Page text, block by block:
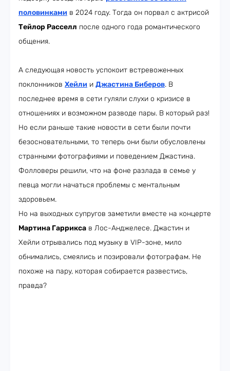
половинками в 2024 году. Тогда он порвал с актрисой
Тейлор Расселл после одного года романтического
общения.
А следующая новость успокоит встревоженных
поклонников Хейли и Джастина Биберов. В
последнее время в сети гуляли слухи о кризисе в
отношениях и возможном разводе пары. В который раз!
Но если раньше такие новости в сети были почти
безосновательными, то теперь они были обусловлены
странными фотографиями и поведением Джастина.
Фолловеры решили, что на фоне разлада в семье у
певца могли начаться проблемы с ментальным
здоровьем.
Но на выходных супругов заметили вместе на концерте
Мартина Гаррикса в Лос-Анджелесе. Джастин и
Хейли отрывались под музыку в VIP-зоне, мило
обнимались, смеялись и позировали фотографам. Не
похоже на пару, которая собирается развестись,
правда?